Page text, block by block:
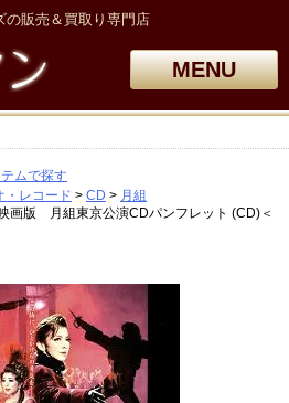
の販売＆買取り専門店
MENU
ムで探す
・レコード
CD
月組
画版 月組東京公演CDパンフレット (CD)＜